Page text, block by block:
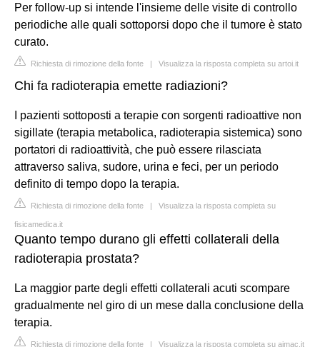
Per follow-up si intende l'insieme delle visite di controllo
periodiche alle quali sottoporsi dopo che il tumore è stato
curato.
Richiesta di rimozione della fonte | Visualizza la risposta completa su artoi.it
Chi fa radioterapia emette radiazioni?
I pazienti sottoposti a terapie con sorgenti radioattive non
sigillate (terapia metabolica, radioterapia sistemica) sono
portatori di radioattività, che può essere rilasciata
attraverso saliva, sudore, urina e feci, per un periodo
definito di tempo dopo la terapia.
Richiesta di rimozione della fonte | Visualizza la risposta completa su
fisicamedica.it
Quanto tempo durano gli effetti collaterali della
radioterapia prostata?
La maggior parte degli effetti collaterali acuti scompare
gradualmente nel giro di un mese dalla conclusione della
terapia.
Richiesta di rimozione della fonte | Visualizza la risposta completa su aimac.it